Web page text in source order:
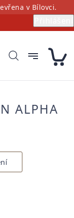
v Bílovci.
ALPHA